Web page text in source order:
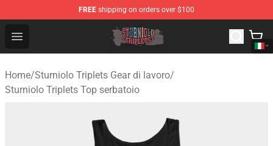
FREE shipping on orders over $100
Open menu
Sturniolo Triplets Shop - Official Sturniolo Triplets
Home/Sturniolo Triplets Gear di lavoro/
Sturniolo Triplets Top serbatoio